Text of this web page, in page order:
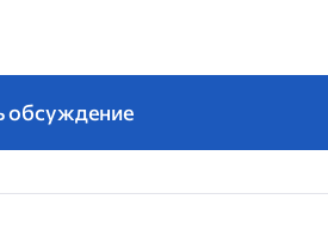
обсуждение